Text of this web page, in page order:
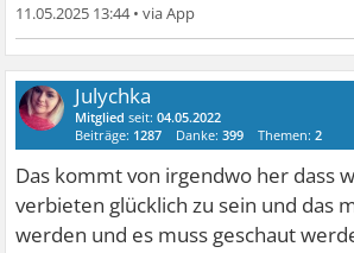
11.05.2025 13:44•
Julychka
Mitglied seit:04.05.2022
Beiträge: 1287 Danke:399 Themen:2
Das kommt von irgendwo her dass
verbieten glücklich zu sein und das
werden und es muss geschaut